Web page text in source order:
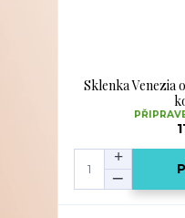
Sklenka Venezia